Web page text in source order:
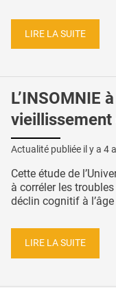
LIRE LA SUITE
L’INSOMNIE
Actualité publiée il y a 4
Cette étude de
à corréler les
déclin cognitif à l’âge
LIRE LA SUITE